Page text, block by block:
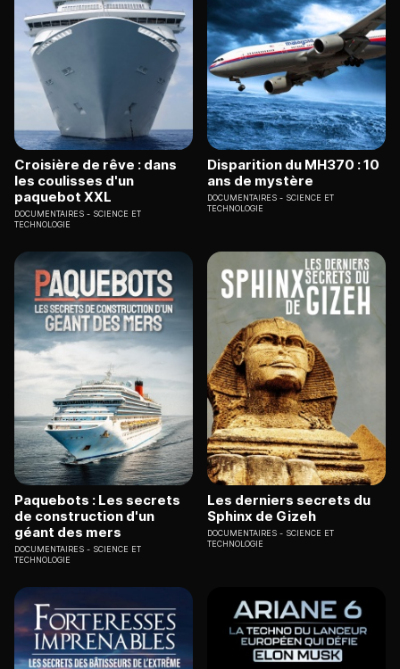
Croisière de rêve : dans
les coulisses d'un
paquebot XXL
DOCUMENTAIRES
SCIENCE ET
TECHNOLOGIE
Disparition du MH370 : 10
ans de mystère
DOCUMENTAIRES
SCIENCE ET
TECHNOLOGIE
Paquebots : Les secrets
de construction d'un
géant des mers
DOCUMENTAIRES
SCIENCE ET
TECHNOLOGIE
Les derniers secrets du
Sphinx de Gizeh
DOCUMENTAIRES
SCIENCE ET
TECHNOLOGIE